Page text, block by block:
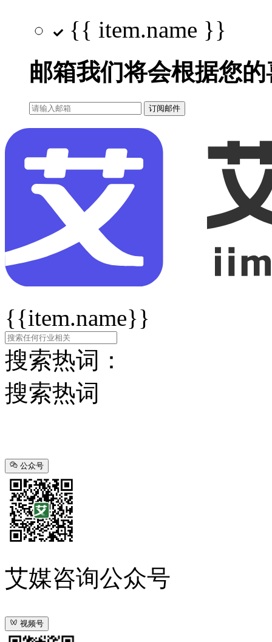
{{ item.name }}
邮箱我们将会根据您
订阅邮件
{{item.name}}
搜索热词：
搜索热词
公众号
艾媒咨询公众号
视频号